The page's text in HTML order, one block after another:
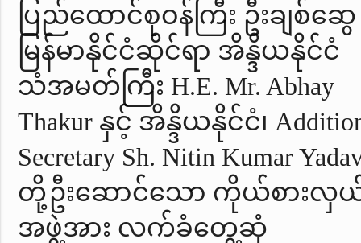
ပြည်ထောင်စုဝန်ကြီး ဦးချစ်ဆွေ
မြန်မာနိုင်ငံဆိုင်ရာ အိန္ဒိယနိုင်ငံ
သံအမတ်ကြီး H.E. Mr. Abhay
Thakur နှင့် အိန္ဒိယနိုင်ငံ၊
Secretary Sh. Nitin Kumar
တို့ဦးဆောင်သော ကိုယ်စားလှ
အဖွဲ့အား လက်ခံတွေ့ဆုံ